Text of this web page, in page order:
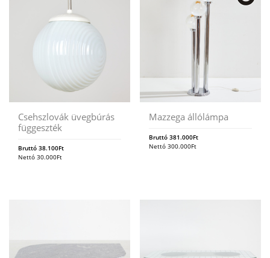
Csehszlovák üvegbúrás
függeszték
Bruttó 38.100Ft
Nettó 30.000Ft
Mazzega állólámpa
Bruttó381.000Ft
Nettó300.000Ft